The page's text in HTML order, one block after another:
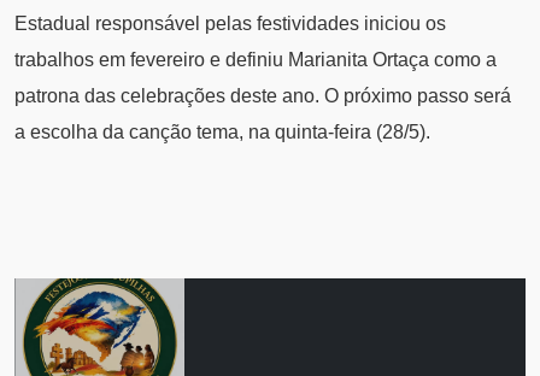
Estadual responsável pelas festividades iniciou os
trabalhos em fevereiro e definiu Marianita Ortaça como a
patrona das celebrações deste ano. O próximo passo será
a escolha da canção tema, na quinta-feira (28/5).